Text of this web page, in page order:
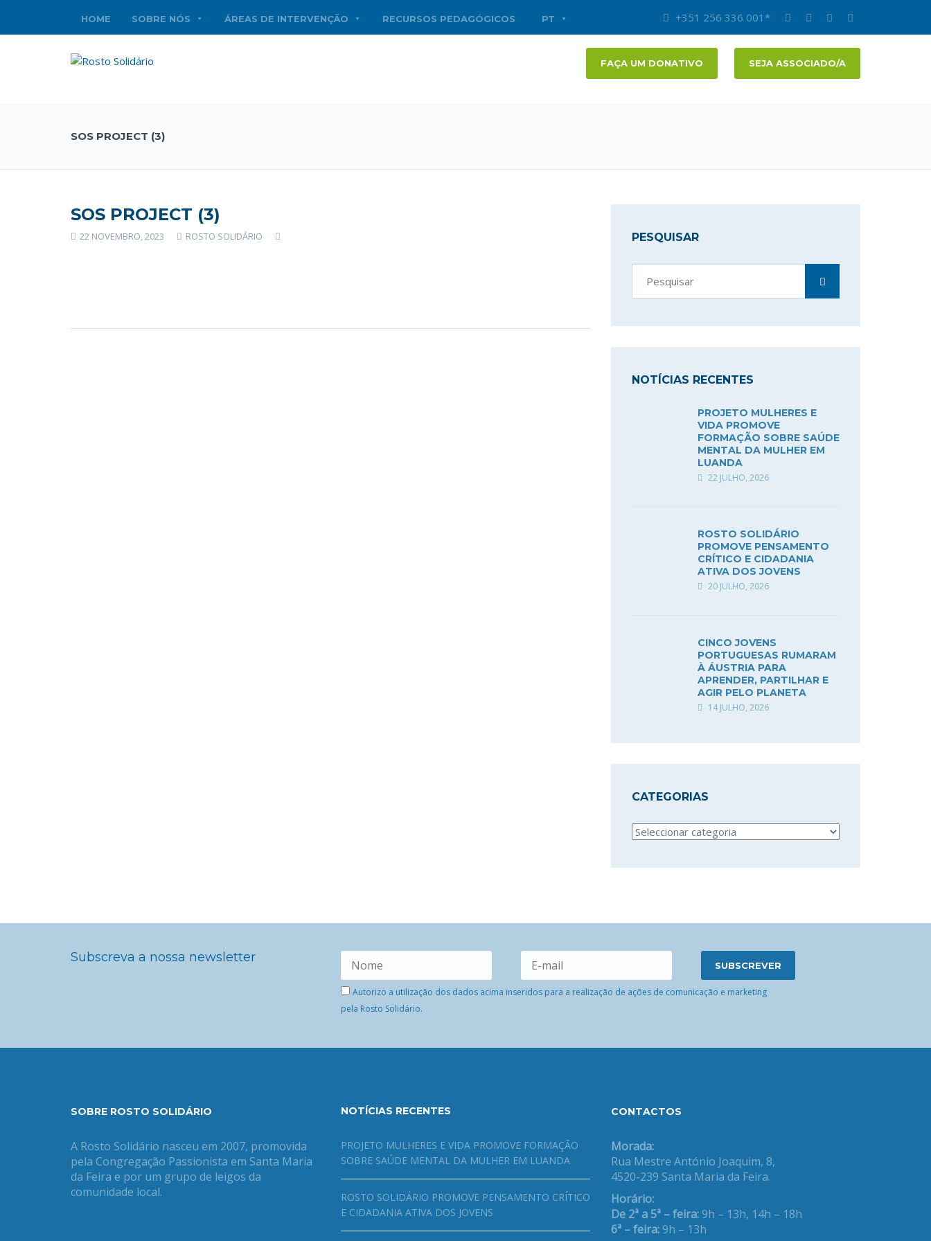
HOME SOBRE NÓS ÁREAS DE INTERVENÇÃO RECURSOS PEDAGÓGICOS PT +351 256 336 001*
FAÇA UM DONATIVO SEJA ASSOCIADO/A
SOS PROJECT (3)
SOS PROJECT (3)
22 NOVEMBRO, 2023 ROSTO SOLIDÁRIO PESQUISAR
NOTÍCIAS RECENTES
PROJETO MULHERES E
VIDA PROMOVE
FORMAÇÃO SOBRE SAÚDE
MENTAL DA MULHER EM
LUANDA
22 JULHO, 2026
ROSTO SOLIDÁRIO
PROMOVE PENSAMENTO
CRÍTICO E CIDADANIA
ATIVA DOS JOVENS
20 JULHO, 2026
CINCO JOVENS
PORTUGUESAS RUMARAM
À ÁUSTRIA PARA
APRENDER, PARTILHAR E
AGIR PELO PLANETA
14 JULHO, 2026
CATEGORIAS
Categorias
Subscreva a nossa newsletter
Autorizo a utilização dos dados acima inseridos para a realização de ações de comunicação e marketing
pela Rosto Solidário.
SOBRE ROSTO SOLIDÁRIO
A Rosto Solidário nasceu em 2007, promovida
pela Congregação Passionista em Santa Maria
da Feira e por um grupo de leigos da
comunidade local.
NOTÍCIAS RECENTES
PROJETO MULHERES E VIDA PROMOVE FORMAÇÃO
SOBRE SAÚDE MENTAL DA MULHER EM LUANDA
ROSTO SOLIDÁRIO PROMOVE PENSAMENTO CRÍTICO
E CIDADANIA ATIVA DOS JOVENS
CONTACTOS
Morada:
Rua Mestre António Joaquim, 8,
4520-239 Santa Maria da Feira.
Horário:
De 2ª a 5ª – feira: 9h – 13h, 14h – 18h
6ª – feira: 9h – 13h